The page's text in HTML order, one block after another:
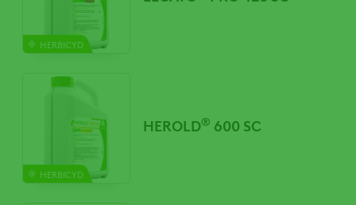
HERBICYD
HERBICYD
HEROLD® 600 SC